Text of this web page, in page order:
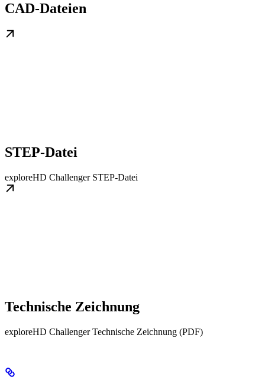
CAD-Dateien
STEP-Datei
exploreHD Challenger STEP-Datei
Technische Zeichnung
exploreHD Challenger Technische Zeichnung (PDF)